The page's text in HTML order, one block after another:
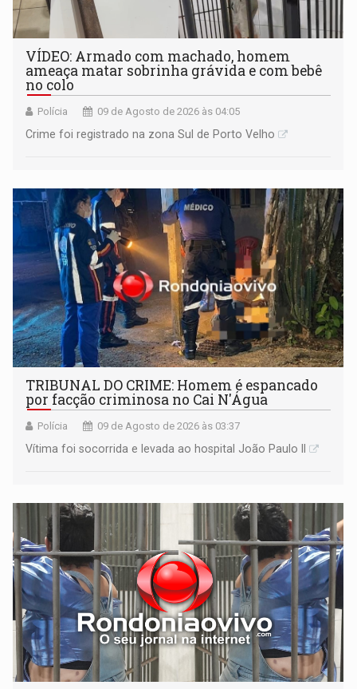
VÍDEO: Armado com machado, homem
ameaça matar sobrinha grávida e com bebê
no colo
Polícia 09 de Agosto de 2026 às 04:05
Crime foi registrado na zona Sul de Porto Velho
TRIBUNAL DO CRIME: Homem é espancado
por facção criminosa no Cai N'Água
Polícia 09 de Agosto de 2026 às 03:37
Vítima foi socorrida e levada ao hospital João Paulo II